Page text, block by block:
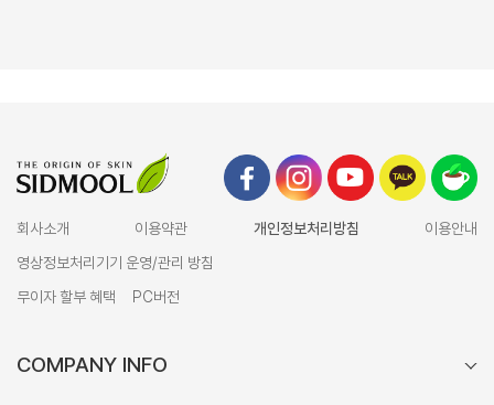
회사소개 이용약관 개인정보처리방침
이용안내
영상정보처리기기 운영/관리 방침
무이자 할부 혜택
PC버전
COMPANY INFO